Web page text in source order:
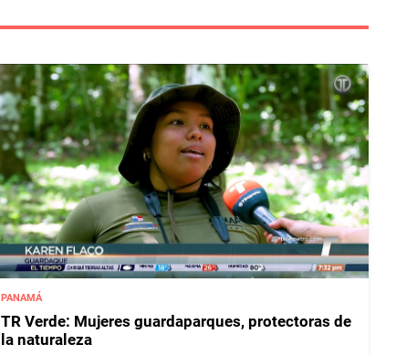
PANAMÁ
TR Verde: Mujeres guardaparques, protectoras de
la naturaleza